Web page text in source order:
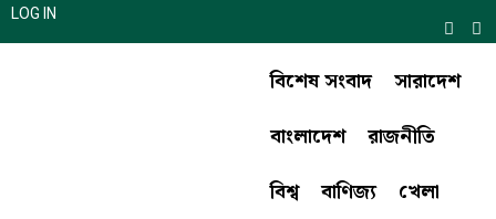
LOG IN
বিশেষ সংবাদ
সারাদেশ
বাংলাদেশ
রাজনীতি
বিশ্ব
বাণিজ্য
খেলা